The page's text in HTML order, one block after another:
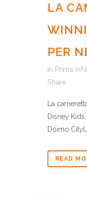
LA
PER
in Prima
Share
La
Disney
Doimo
READ